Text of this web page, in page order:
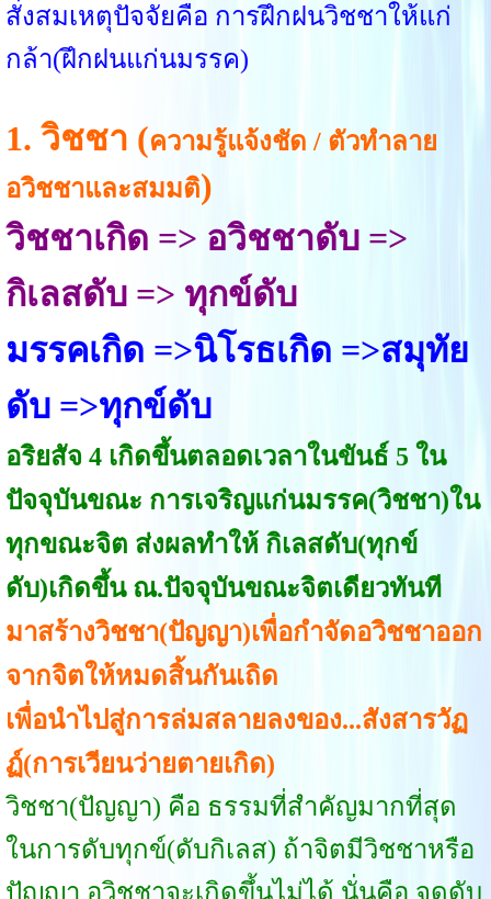
สั่งสมเหตุปัจจัยคือ การฝึกฝนวิชชาให้แก่
กล้า(ฝึกฝนแก่นมรรค)
1. วิชชา (ความรู้แจ้งชัด / ตัวทำลาย
อวิชชาและสมมติ)
วิชชาเกิด => อวิชชาดับ =>
กิเลสดับ => ทุกข์ดับ
มรรคเกิด =>นิโรธเกิด =>สมุทัย
ดับ =>ทุกข์ดับ
อริยสัจ 4 เกิดขึ้นตลอดเวลาในขันธ์ 5 ใน
ปัจจุบันขณะ การเจริญแก่นมรรค(วิชชา)ใน
ทุกขณะจิต ส่งผลทำให้ กิเลสดับ(ทุกข์
ดับ)เกิดขึ้น ณ.ปัจจุบันขณะจิตเดียวทันที
มาสร้างวิชชา(ปัญญา)เพื่อกำจัดอวิชชาออก
จากจิตให้หมดสิ้นกันเถิด
เพื่อนำไปสู่การล่มสลายลงของ...สังสารวัฏ
ฏ์(การเวียนว่ายตายเกิด)
วิชชา(ปัญญา) คือ ธรรมที่สำคัญมากที่สุด
ในการดับทุกข์(ดับกิเลส) ถ้าจิตมีวิชชาหรือ
ปัญญา อวิชชาจะเกิดขึ้นไม่ได้ นั่นคือ จุดดับ